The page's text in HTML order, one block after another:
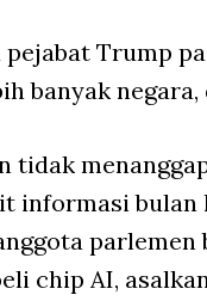
Trump
banyak
tidak
informasi
parlemen
chip AI,